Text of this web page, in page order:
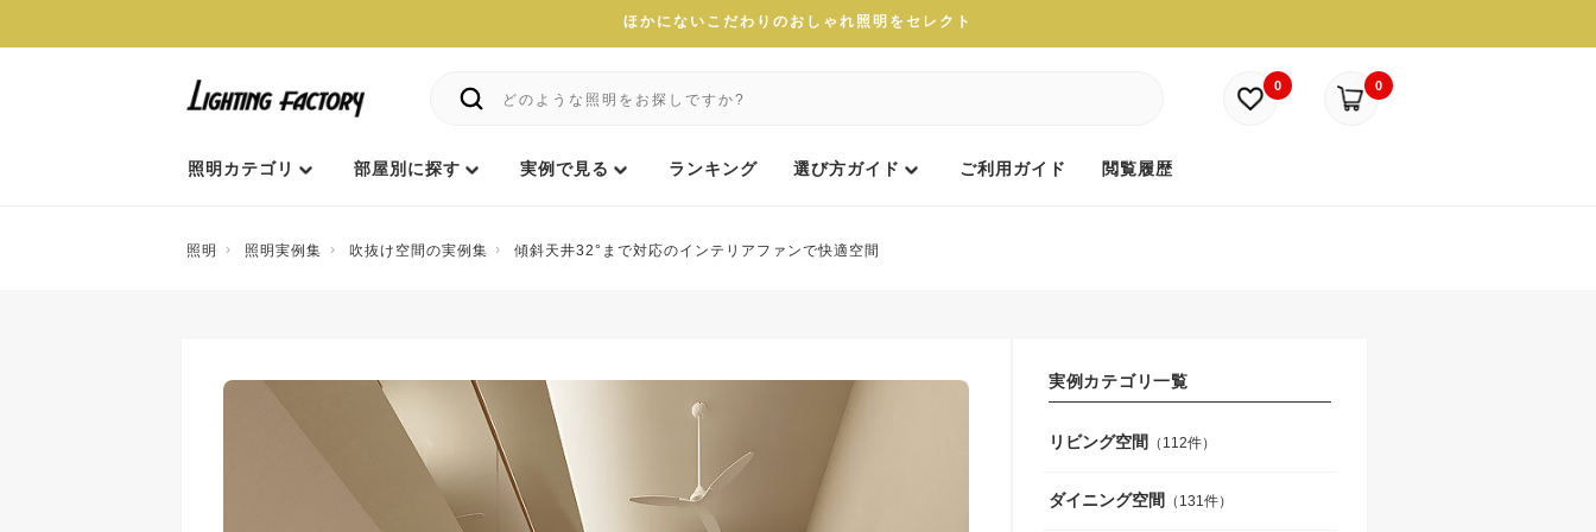
ほかにないこだわりのおしゃれ照明をセレクト
0 0
照明カテゴリ 部屋別に探す 実例で見る ランキング 選び方ガイド ご利用ガイド 閲覧履歴
照明 照明実例集 吹抜け空間の実例集 傾斜天井32°まで対応のインテリアファンで快適空間
実例カテゴリ一覧
リビング空間 （112件）
ダイニング空間 （131件）